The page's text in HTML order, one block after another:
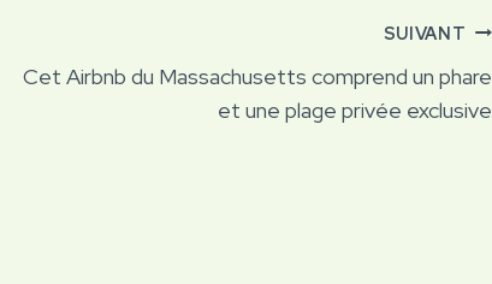
SUIVANT
Cet Airbnb du Massachusetts comprend un phare
et une plage privée exclusive